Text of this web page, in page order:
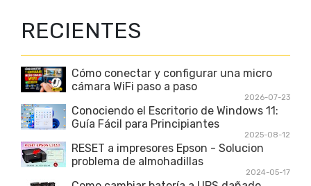
RECIENTES
Cómo conectar y configurar una micro
cámara WiFi paso a paso
2026-07-23
Conociendo el Escritorio de Windows 11:
Guía Fácil para Principiantes
2025-08-12
RESET a impresores Epson - Solucion
problema de almohadillas
2024-05-17